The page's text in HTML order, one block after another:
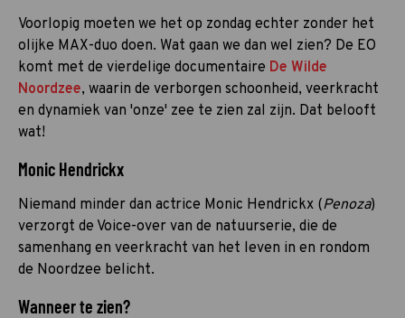
Voorlopig moeten we het op zondag echter zonder het
olijke MAX-duo doen. Wat gaan we dan wel zien? De EO
komt met de vierdelige documentaire De Wilde
Noordzee, waarin de verborgen schoonheid, veerkracht
en dynamiek van 'onze' zee te zien zal zijn. Dat belooft
wat!
Monic Hendrickx
Niemand minder dan actrice Monic Hendrickx (Penoza)
verzorgt de Voice-over van de natuurserie, die de
samenhang en veerkracht van het leven in en rondom
de Noordzee belicht.
Wanneer te zien?